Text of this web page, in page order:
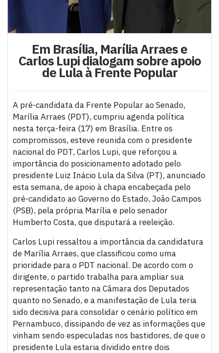
Em Brasília, Marília Arraes e
Carlos Lupi dialogam sobre apoio
de Lula à Frente Popular
A pré-candidata da Frente Popular ao Senado,
Marília Arraes (PDT), cumpriu agenda política
nesta terça-feira (17) em Brasília. Entre os
compromissos, esteve reunida com o presidente
nacional do PDT, Carlos Lupi, que reforçou a
importância do posicionamento adotado pelo
presidente Luiz Inácio Lula da Silva (PT), anunciado
esta semana, de apoio à chapa encabeçada pelo
pré-candidato ao Governo do Estado, João Campos
(PSB), pela própria Marília e pelo senador
Humberto Costa, que disputará a reeleição.
Carlos Lupi ressaltou a importância da candidatura
de Marília Arraes, que classificou como uma
prioridade para o PDT nacional. De acordo com o
dirigente, o partido trabalha para ampliar sua
representação tanto na Câmara dos Deputados
quanto no Senado, e a manifestação de Lula teria
sido decisiva para consolidar o cenário político em
Pernambuco, dissipando de vez as informações que
vinham sendo especuladas nos bastidores, de que o
presidente Lula estaria dividido entre dois